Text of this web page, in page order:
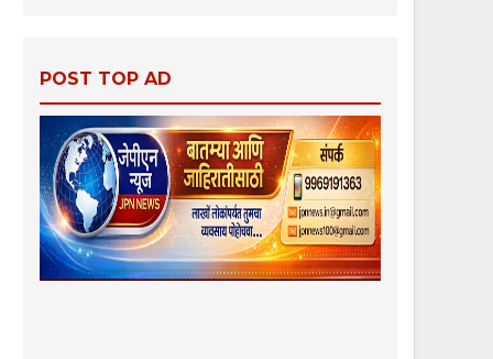
POST TOP AD